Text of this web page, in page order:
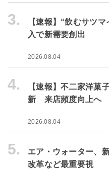
3.
【速報】“飲むサツ
入で新需要創出
2026.08.04
4.
【速報】不二家洋菓
新 来店頻度向上へ
2026.08.04
5.
エア・ウォーター、
改革など最重要視